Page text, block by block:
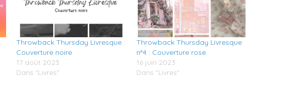
Throwback Thursday Livresque :
Couverture noire
17 août 2023
Dans "Livres"
Throwback Thursday Livresque
n°4 : Couverture rose
16 juin 2023
Dans "Livres"